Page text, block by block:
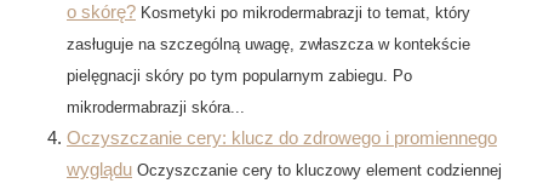
o skórę? Kosmetyki po mikrodermabrazji to temat, który
zasługuje na szczególną uwagę, zwłaszcza w kontekście
pielęgnacji skóry po tym popularnym zabiegu. Po
mikrodermabrazji skóra...
Oczyszczanie cery: klucz do zdrowego i promiennego
wyglądu Oczyszczanie cery to kluczowy element codziennej